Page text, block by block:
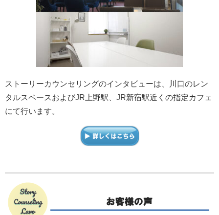
ストーリーカウンセリングのインタビューは、川口のレン
タルスペースおよびJR上野駅、JR新宿駅近くの指定カフェ
にて行います。